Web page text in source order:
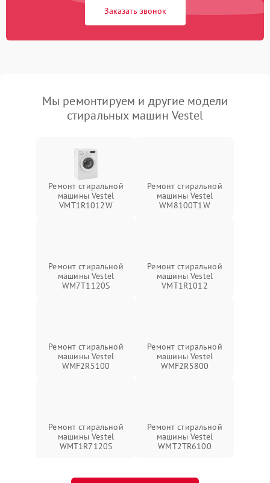
Заказать звонок
Мы ремонтируем и другие модели
стиральных машин Vestel
Ремонт стиральной
машины Vestel
VMT1R1012W
Ремонт стиральной
машины Vestel
WM8100T1W
Ремонт стиральной
машины Vestel
WM7T1120S
Ремонт стиральной
машины Vestel
VMT1R1012
Ремонт стиральной
машины Vestel
WMF2R5100
Ремонт стиральной
машины Vestel
WMF2R5800
Ремонт стиральной
машины Vestel
WMT1R7120S
Ремонт стиральной
машины Vestel
WMT2TR6100